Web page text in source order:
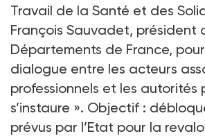
Travail de la Santé et des
François Sauvadet, président
Départements de France, pour
dialogue entre les acteurs
professionnels et les autorités
s’instaure ». Objectif :
prévus par l’Etat pour la